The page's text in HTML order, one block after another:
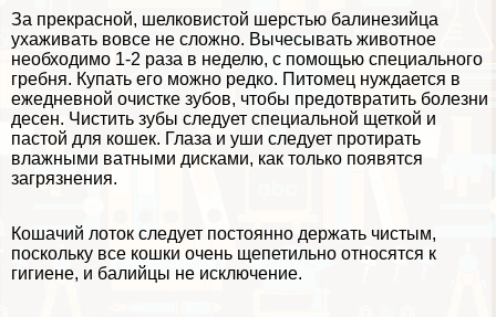
За прекрасной, шелковистой шерстью балинезийца
ухаживать вовсе не сложно. Вычесывать животное
необходимо 1-2 раза в неделю, с помощью специального
гребня. Купать его можно редко. Питомец нуждается в
ежедневной очистке зубов, чтобы предотвратить болезни
десен. Чистить зубы следует специальной щеткой и
пастой для кошек. Глаза и уши следует протирать
влажными ватными дисками, как только появятся
загрязнения.
Кошачий лоток следует постоянно держать чистым,
поскольку все кошки очень щепетильно относятся к
гигиене, и балийцы не исключение.